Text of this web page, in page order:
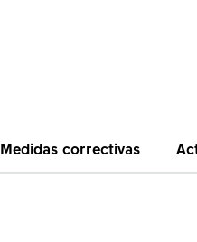
Medidas correctivas